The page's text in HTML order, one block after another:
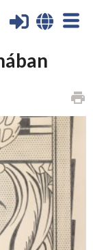
print